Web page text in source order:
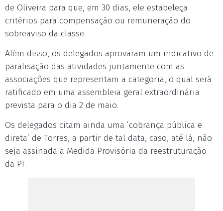
de Oliveira para que, em 30 dias, ele estabeleça
critérios para compensação ou remuneração do
sobreaviso da classe.
Além disso, os delegados aprovaram um indicativo de
paralisação das atividades juntamente com as
associações que representam a categoria, o qual será
ratificado em uma assembleia geral extraordinária
prevista para o dia 2 de maio.
Os delegados citam ainda uma ’cobrança pública e
direta’ de Torres, a partir de tal data, caso, até lá, não
seja assinada a Medida Provisória da reestruturação
da PF.